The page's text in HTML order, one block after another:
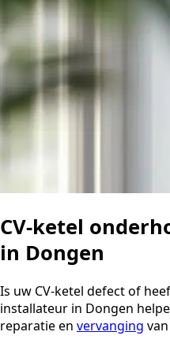
CV-ketel
in Dongen
Is uw CV-ketel defect of
installateur in Dongen
reparatie en vervanging